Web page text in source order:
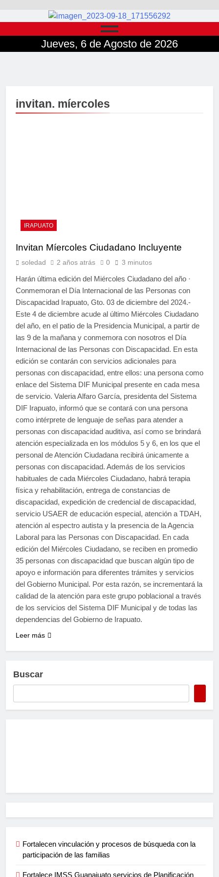
Jueves, 6 de Agosto de 2026
invitan. míercoles
IRAPUATO
Invitan Míercoles Ciudadano Incluyente
soledad 2 años atrás 0 3 minutos
Harán última edición del Miércoles Ciudadano del año ·
Conmemoran el Día Internacional de las Personas con
Discapacidad Irapuato, Gto. 03 de diciembre del 2024.-
Este 4 de diciembre acude al último Miércoles Ciudadano
del año, en el patio de la Presidencia Municipal, a partir de
las 9 de la mañana y conmemora con nosotros el Día
Internacional de las Personas con Discapacidad. En esta
edición se contarán con servicios adicionales para
personas con discapacidad, entre ellos: una persona como
enlace del Sistema DIF Municipal presente en cada mesa
de servicio. Valeria Alfaro García, presidenta del Sistema
DIF Irapuato, informó que se contará con una persona
como intérprete de lenguaje de señas para atender a
personas con discapacidad auditiva, así como se brindará
atención especializada en los módulos 5 y 6, en los que el
personal de Atención Ciudadana recibirá únicamente a
personas con discapacidad. Además de los servicios
habituales de cada Miércoles Ciudadano, habrá terapia
física y rehabilitación, entrega de constancias de
discapacidad, expedición de credencial de discapacidad,
servicio USAER de educación especial, atención a TDAH,
atención al espectro autista y la presencia de la Agencia
Laboral para las Personas con Discapacidad. En cada
edición del Miércoles Ciudadano, se reciben en promedio
35 personas con discapacidad que buscan algún tipo de
apoyo e información para diferentes trámites y servicios
del Gobierno Municipal. Por esta razón, se incrementará la
calidad de la atención para este grupo poblacional a través
de los servicios del Sistema DIF Municipal y de todas las
dependencias del Gobierno de Irapuato.
Leer más
Buscar
Fortalecen vinculación y procesos de búsqueda con la
participación de las familias
Fortalece IMSS Guanajuato servicios de Planificación